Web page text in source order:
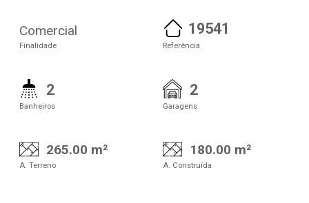
Comercial
Finalidade
19541
Referência
2
Banheiros
2
Garagens
265.00 m²
A. Terreno
180.00 m²
A. Construída